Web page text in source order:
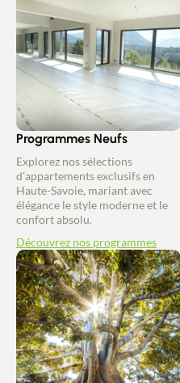
Programmes Neufs
Explorez nos sélections
d'appartements exclusifs en
Haute-Savoie, mariant avec
élégance le style moderne et le
confort absolu.
Découvrez nos programmes